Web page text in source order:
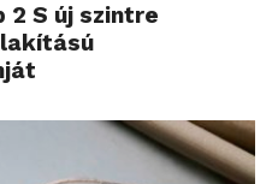
2 S új szintre